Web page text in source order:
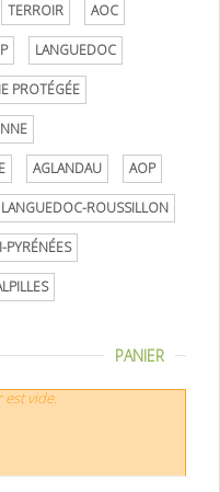
TERROIR AOC
LANGUEDOC
PROTÉGÉE
AGLANDAU AOP
LANGUEDOC-ROUSSILLON
PYRÉNÉES
PANIER
vide.